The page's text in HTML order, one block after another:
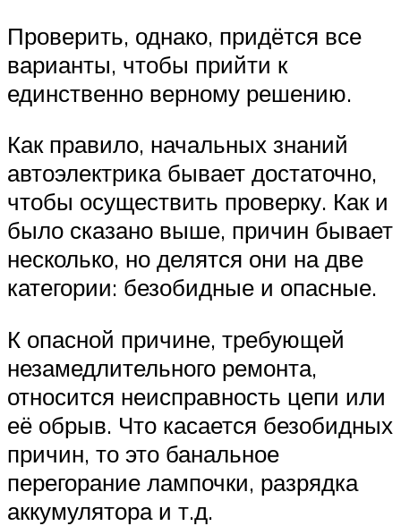
Проверить, однако, придётся все
варианты, чтобы прийти к
единственно верному решению.
Как правило, начальных знаний
автоэлектрика бывает достаточно,
чтобы осуществить проверку. Как и
было сказано выше, причин бывает
несколько, но делятся они на две
категории: безобидные и опасные.
К опасной причине, требующей
незамедлительного ремонта,
относится неисправность цепи или
её обрыв. Что касается безобидных
причин, то это банальное
перегорание лампочки, разрядка
аккумулятора и т.д.